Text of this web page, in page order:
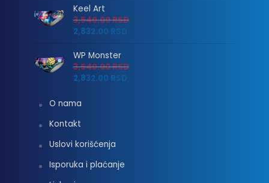
Keel Art
3,540.00RSD
2,832.00 RSD
WP Monster
3,540.00RSD
2,832.00 RSD
O nama
Kontakt
Uslovi korišćenja
Isporuka i plaćanje